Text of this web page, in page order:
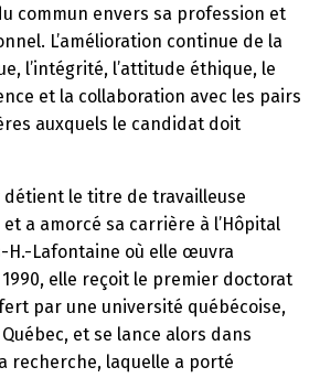
commun envers sa profession et
L’amélioration continue de la
l’intégrité, l’attitude éthique, le
et la collaboration avec les pairs
auxquels le candidat doit
détient le titre de travailleuse
a amorcé sa carrière à l’Hôpital
H.-Lafontaine où elle œuvra
1990, elle reçoit le premier doctorat
par une université québécoise,
et se lance alors dans
recherche, laquelle a porté